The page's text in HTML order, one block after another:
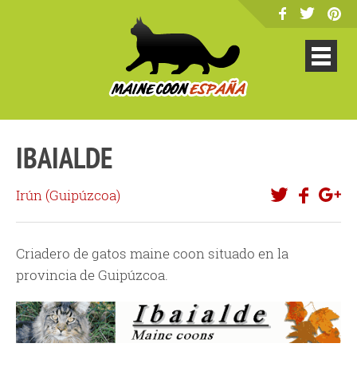
IBAIALDE
Irún (Guipúzcoa)
Criadero de gatos maine coon situado en la
provincia de Guipúzcoa.